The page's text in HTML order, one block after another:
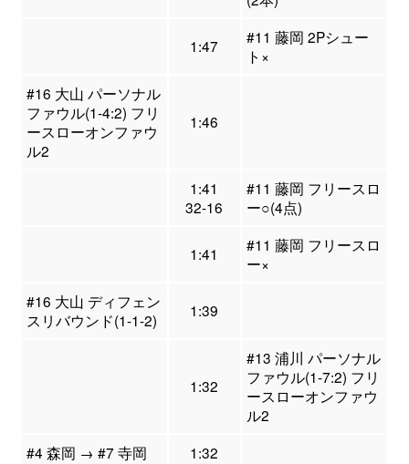
1:47
#11 藤岡 2Pシュー
ト×
#16 大山 パーソナル
ファウル(1-4:2) フリ
ースローオンファウ
ル2
1:46
1:41
32-16
#11 藤岡 フリースロ
ー○(4点)
1:41
#11 藤岡 フリースロ
ー×
#16 大山 ディフェン
スリバウンド(1-1-2)
1:39
1:32
#13 浦川 パーソナル
ファウル(1-7:2) フリ
ースローオンファウ
ル2
#4 森岡 → #7 寺岡
1:32